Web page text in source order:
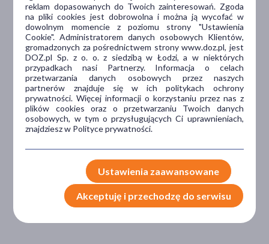
Dlaczego DOZ.pl
Niższe koszta leczenia
Darmowa dostawa do Apteki
Bezpłatna Infolinia dla
Pacjentów.
Bezpieczeństwo
Weryfikacja interakcji leków.
Encyklopedia leków i ziół
reklam dopasowanych do Twoich zainteresowań. Zgoda
na pliki cookies jest dobrowolna i można ją wycofać w
dowolnym momencie z poziomu strony "Ustawienia
Cookie". Administratorem danych osobowych Klientów,
gromadzonych za pośrednictwem strony www.doz.pl, jest
DOZ.pl Sp. z o. o. z siedzibą w Łodzi, a w niektórych
przypadkach nasi Partnerzy. Informacja o celach
przetwarzania danych osobowych przez naszych
partnerów znajduje się w ich politykach ochrony
prywatności. Więcej informacji o korzystaniu przez nas z
plików cookies oraz o przetwarzaniu Twoich danych
osobowych, w tym o przysługujących Ci uprawnieniach,
znajdziesz w Polityce prywatności.
Ustawienia zaawansowane
Akceptuję i przechodzę do serwisu